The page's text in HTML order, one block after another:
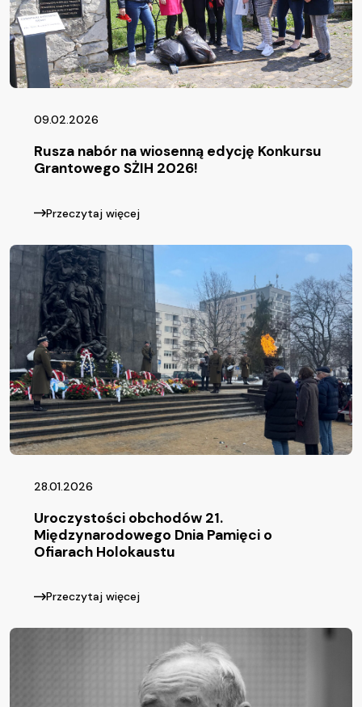
09.02.2026
Rusza nabór na wiosenną edycję Konkursu
Grantowego SŻIH 2026!
Przeczytaj więcej
28.01.2026
Uroczystości obchodów 21.
Międzynarodowego Dnia Pamięci o
Ofiarach Holokaustu
Przeczytaj więcej